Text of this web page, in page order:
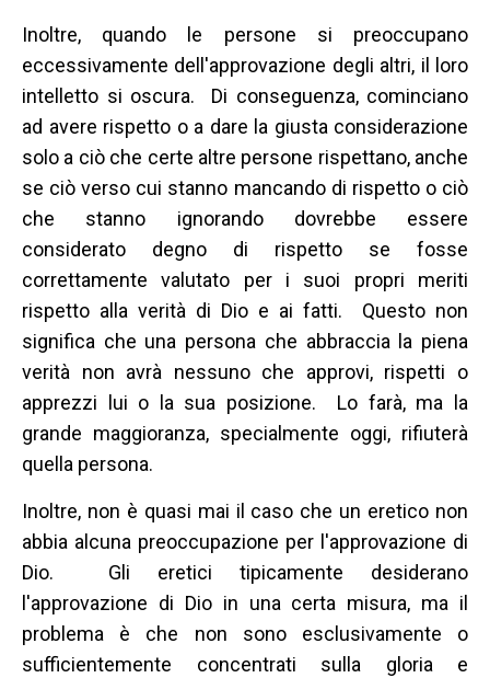
Inoltre, quando le persone si preoccupano
eccessivamente dell'approvazione degli altri, il loro
intelletto si oscura. Di conseguenza, cominciano
ad avere rispetto o a dare la giusta considerazione
solo a ciò che certe altre persone rispettano, anche
se ciò verso cui stanno mancando di rispetto o ciò
che stanno ignorando dovrebbe essere
considerato degno di rispetto se fosse
correttamente valutato per i suoi propri meriti
rispetto alla verità di Dio e ai fatti. Questo non
significa che una persona che abbraccia la piena
verità non avrà nessuno che approvi, rispetti o
apprezzi lui o la sua posizione. Lo farà, ma la
grande maggioranza, specialmente oggi, rifiuterà
quella persona.
Inoltre, non è quasi mai il caso che un eretico non
abbia alcuna preoccupazione per l'approvazione di
Dio. Gli eretici tipicamente desiderano
l'approvazione di Dio in una certa misura, ma il
problema è che non sono esclusivamente o
sufficientemente concentrati sulla gloria e